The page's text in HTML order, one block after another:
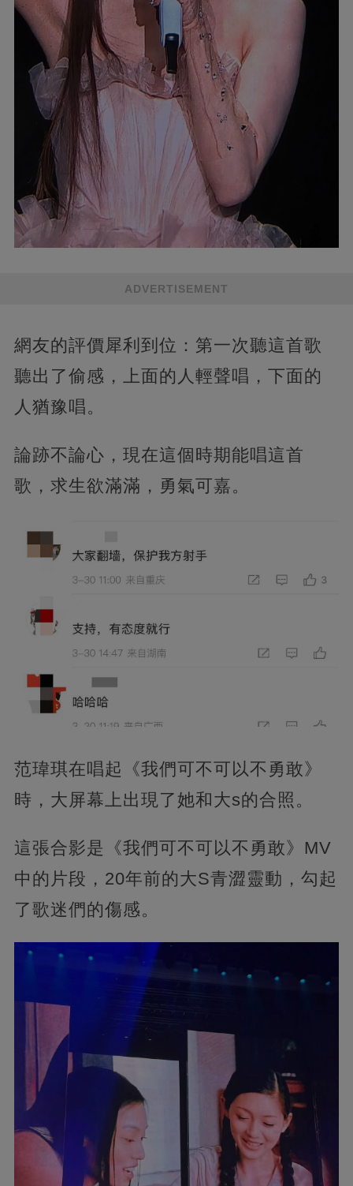
ADVERTISEMENT
網友的評價犀利到位：第一次聽這首歌
聽出了偷感，上面的人輕聲唱，下面的
人猶豫唱。
論跡不論心，現在這個時期能唱這首
歌，求生欲滿滿，勇氣可嘉。
范瑋琪在唱起《我們可不可以不勇敢》
時，大屏幕上出現了她和大s的合照。
這張合影是《我們可不可以不勇敢》MV
中的片段，20年前的大S青澀靈動，勾起
了歌迷們的傷感。